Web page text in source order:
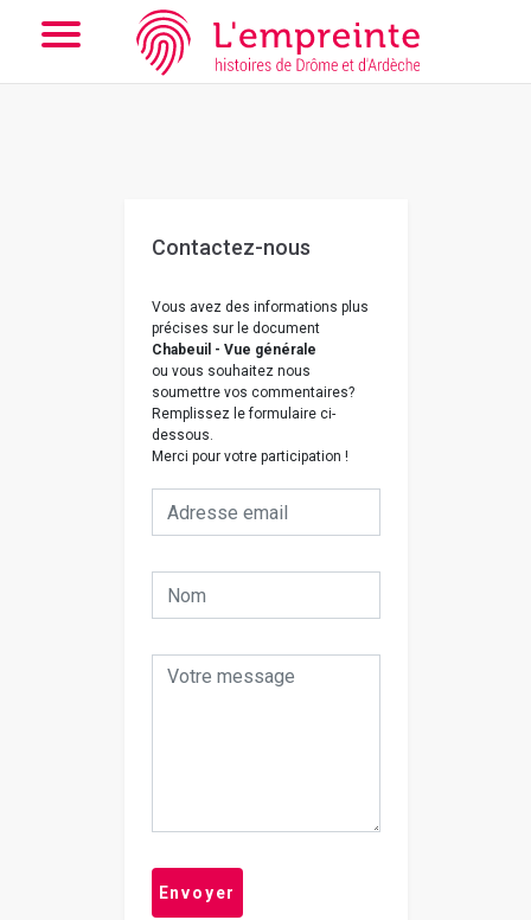
Array ( [slug] => nous-contacter [doc] => B263626101_CP291 )
// Add the new slick-theme.css if you want the default styling
Contactez-nous
Vous avez des informations plus
précises sur le document
Chabeuil - Vue générale
ou vous souhaitez nous
soumettre vos commentaires?
Remplissez le formulaire ci-
dessous.
Merci pour votre participation !